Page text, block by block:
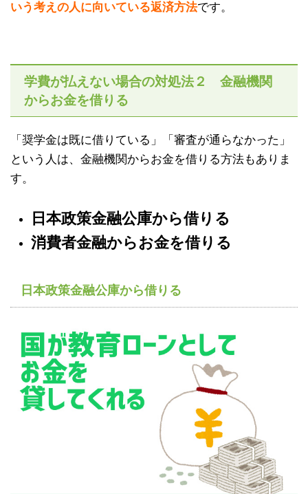
いう考えの人に向いている返済方法です。
学費が払えない場合の対処法２ 金融機関
からお金を借りる
「奨学金は既に借りている」「審査が通らなかった」
という人は、金融機関からお金を借りる方法もありま
す。
日本政策金融公庫から借りる
消費者金融からお金を借りる
日本政策金融公庫から借りる